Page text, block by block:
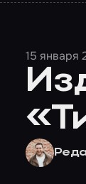
15 января